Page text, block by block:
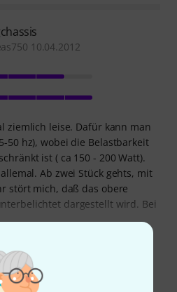
10.04.2012
ziemlich leise. Dafür kann man
50 hz), wobei die Belastbarkeit
ist ( ca 150 - 200 Watt).
Ab zwei Stück gehts, mit
stört mich, daß das obere
dargestellt wird. Bei
MELDEN